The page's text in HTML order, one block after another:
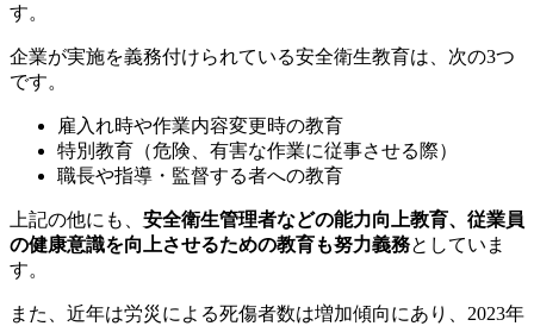
す。
企業が実施を義務付けられている安全衛生教育は、次の3つ
です。
雇入れ時や作業内容変更時の教育
特別教育（危険、有害な作業に従事させる際）
職長や指導・監督する者への教育
上記の他にも、 安全衛生管理者などの能力向上教育、従業員
の健康意識を向上させるための教育も努力義務としていま
す。
また、近年は労災による死傷者数は増加傾向にあり、2023年